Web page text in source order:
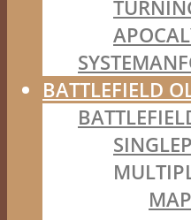
BATTLEFIELD